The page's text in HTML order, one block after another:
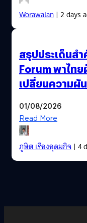
Worawalan| 2 days
สรุปประเด็นส
Forum พาไทย
เปลี่ยนความผั
01/08/2026
Read More
ภูษิต เรืองอุดมกิจ| 4